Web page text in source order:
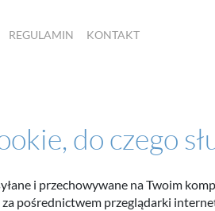
REGULAMIN KONTAKT
do czego
i przechowywane na Twoim
pośrednictwem przeglądarki